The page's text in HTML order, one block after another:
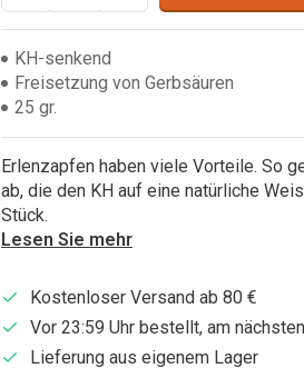
KH-senkend
Freisetzung von Gerbsäuren
25 gr.
Erlenzapfen haben viele Vorteile. So
ab, die den KH auf eine natürliche
Stück.
Lesen Sie mehr
Kostenloser Versand ab 80 €
Vor 23:59 Uhr bestellt, am
Lieferung aus eigenem Lager